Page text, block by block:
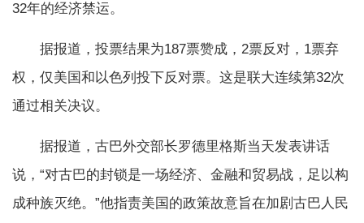
32年的经济禁运。
据报道，投票结果为187票赞成，2票反对，1票弃
权，仅美国和以色列投下反对票。这是联大连续第32次
通过相关决议。
据报道，古巴外交部长罗德里格斯当天发表讲话
说，“对古巴的封锁是一场经济、金融和贸易战，足以构
成种族灭绝。”他指责美国的政策故意旨在加剧古巴人民